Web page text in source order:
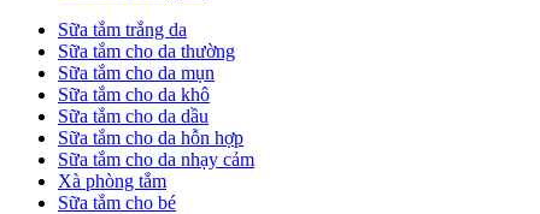
Sữa tắm trắng da
Sữa tắm cho da thường
Sữa tắm cho da mụn
Sữa tắm cho da khô
Sữa tắm cho da dầu
Sữa tắm cho da hỗn hợp
Sữa tắm cho da nhạy cảm
Xà phòng tắm
Sữa tắm cho bé